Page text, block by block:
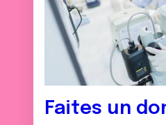
Faites un